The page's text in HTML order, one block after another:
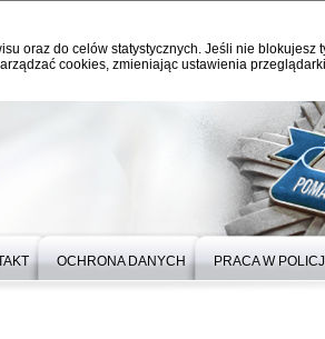
oraz do celów statystycznych. Jeśli nie blokujesz
cookies, zmieniając ustawienia
OCHRONA DANYCH PRACA W